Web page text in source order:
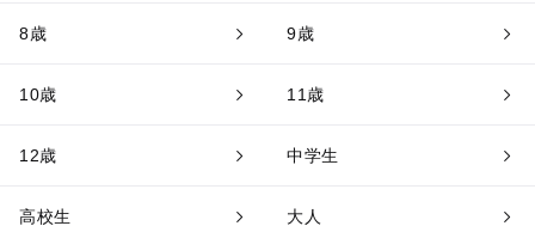
8歳 9歳
10歳 11歳
12歳 中学生
高校生 大人